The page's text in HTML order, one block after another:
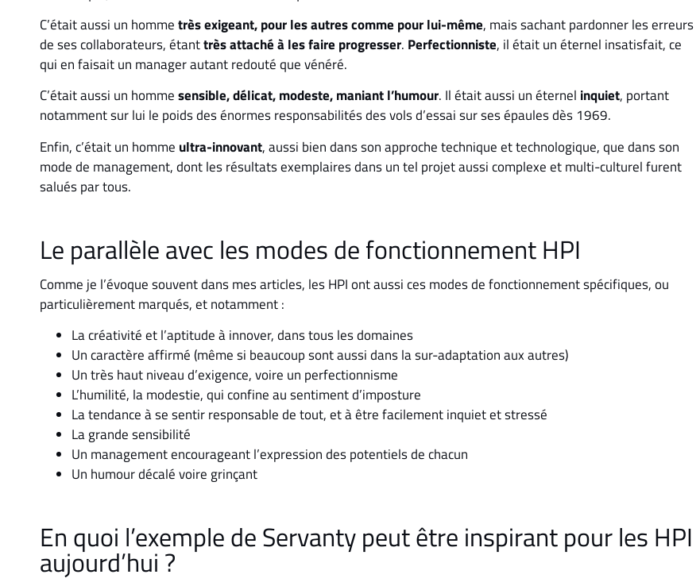
C’était aussi un hommetrès exigeant, pour les autres comme pour lui-même, mais sachant pardonner les erreurs
de ses collaborateurs, étanttrès attaché à les faire progresser. Perfectionniste, il était un éternel insatisfait, ce
qui en faisait un manager autant redouté que vénéré.
C’était aussi un hommesensible, délicat, modeste, maniant l’humour. Il était aussi un éternel inquiet, portant
notamment sur lui le poids des énormes responsabilités des vols d’essai sur ses épaules dès 1969.
Enfin, c’était un homme ultra-innovant, aussi bien dans son approche technique et technologique, que dans son
mode de management, dont les résultats exemplaires dans un tel projet aussi complexe et multi-culturel furent
salués par tous.
Le parallèle avec les modes de fonctionnement HPI
Comme je l’évoque souvent dans mes articles, les HPI ont aussi ces modes de fonctionnement spécifiques, ou
particulièrement marqués, et notamment :
La créativité et l’aptitude à innover, dans tous les domaines
Un caractère affirmé (même si beaucoup sont aussi dans la sur-adaptation aux autres)
Un très haut niveau d’exigence, voire un perfectionnisme
L’humilité, la modestie, qui confine au sentiment d’imposture
La tendance à se sentir responsable de tout, et à être facilement inquiet et stressé
La grande sensibilité
Un management encourageant l’expression des potentiels de chacun
Un humour décalé voire grinçant
En quoi l’exemple de Servanty peut être inspirant pour les HPI
aujourd’hui ?